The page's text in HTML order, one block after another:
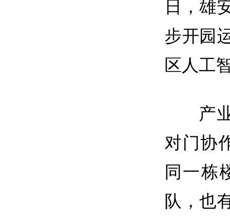
日，雄
步开园
区人工
产
对门协
同一栋
队，也